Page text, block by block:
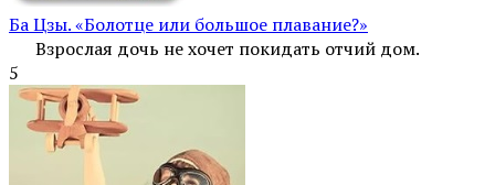
Ба Цзы. «Болотце или большое плавание?»
Взрослая дочь не хочет покидать отчий дом.
5